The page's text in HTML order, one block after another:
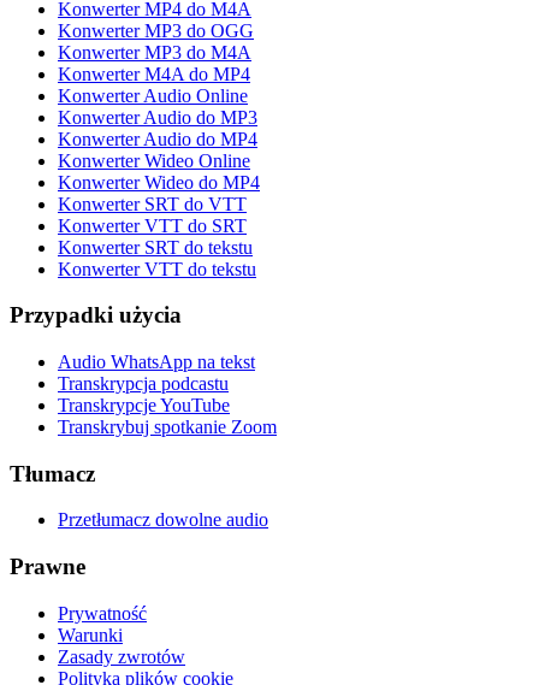
Konwerter MP4 do M4A
Konwerter MP3 do OGG
Konwerter MP3 do M4A
Konwerter M4A do MP4
Konwerter Audio Online
Konwerter Audio do MP3
Konwerter Audio do MP4
Konwerter Wideo Online
Konwerter Wideo do MP4
Konwerter SRT do VTT
Konwerter VTT do SRT
Konwerter SRT do tekstu
Konwerter VTT do tekstu
Przypadki użycia
Audio WhatsApp na tekst
Transkrypcja podcastu
Transkrypcje YouTube
Transkrybuj spotkanie Zoom
Tłumacz
Przetłumacz dowolne audio
Prawne
Prywatność
Warunki
Zasady zwrotów
Polityka plików cookie